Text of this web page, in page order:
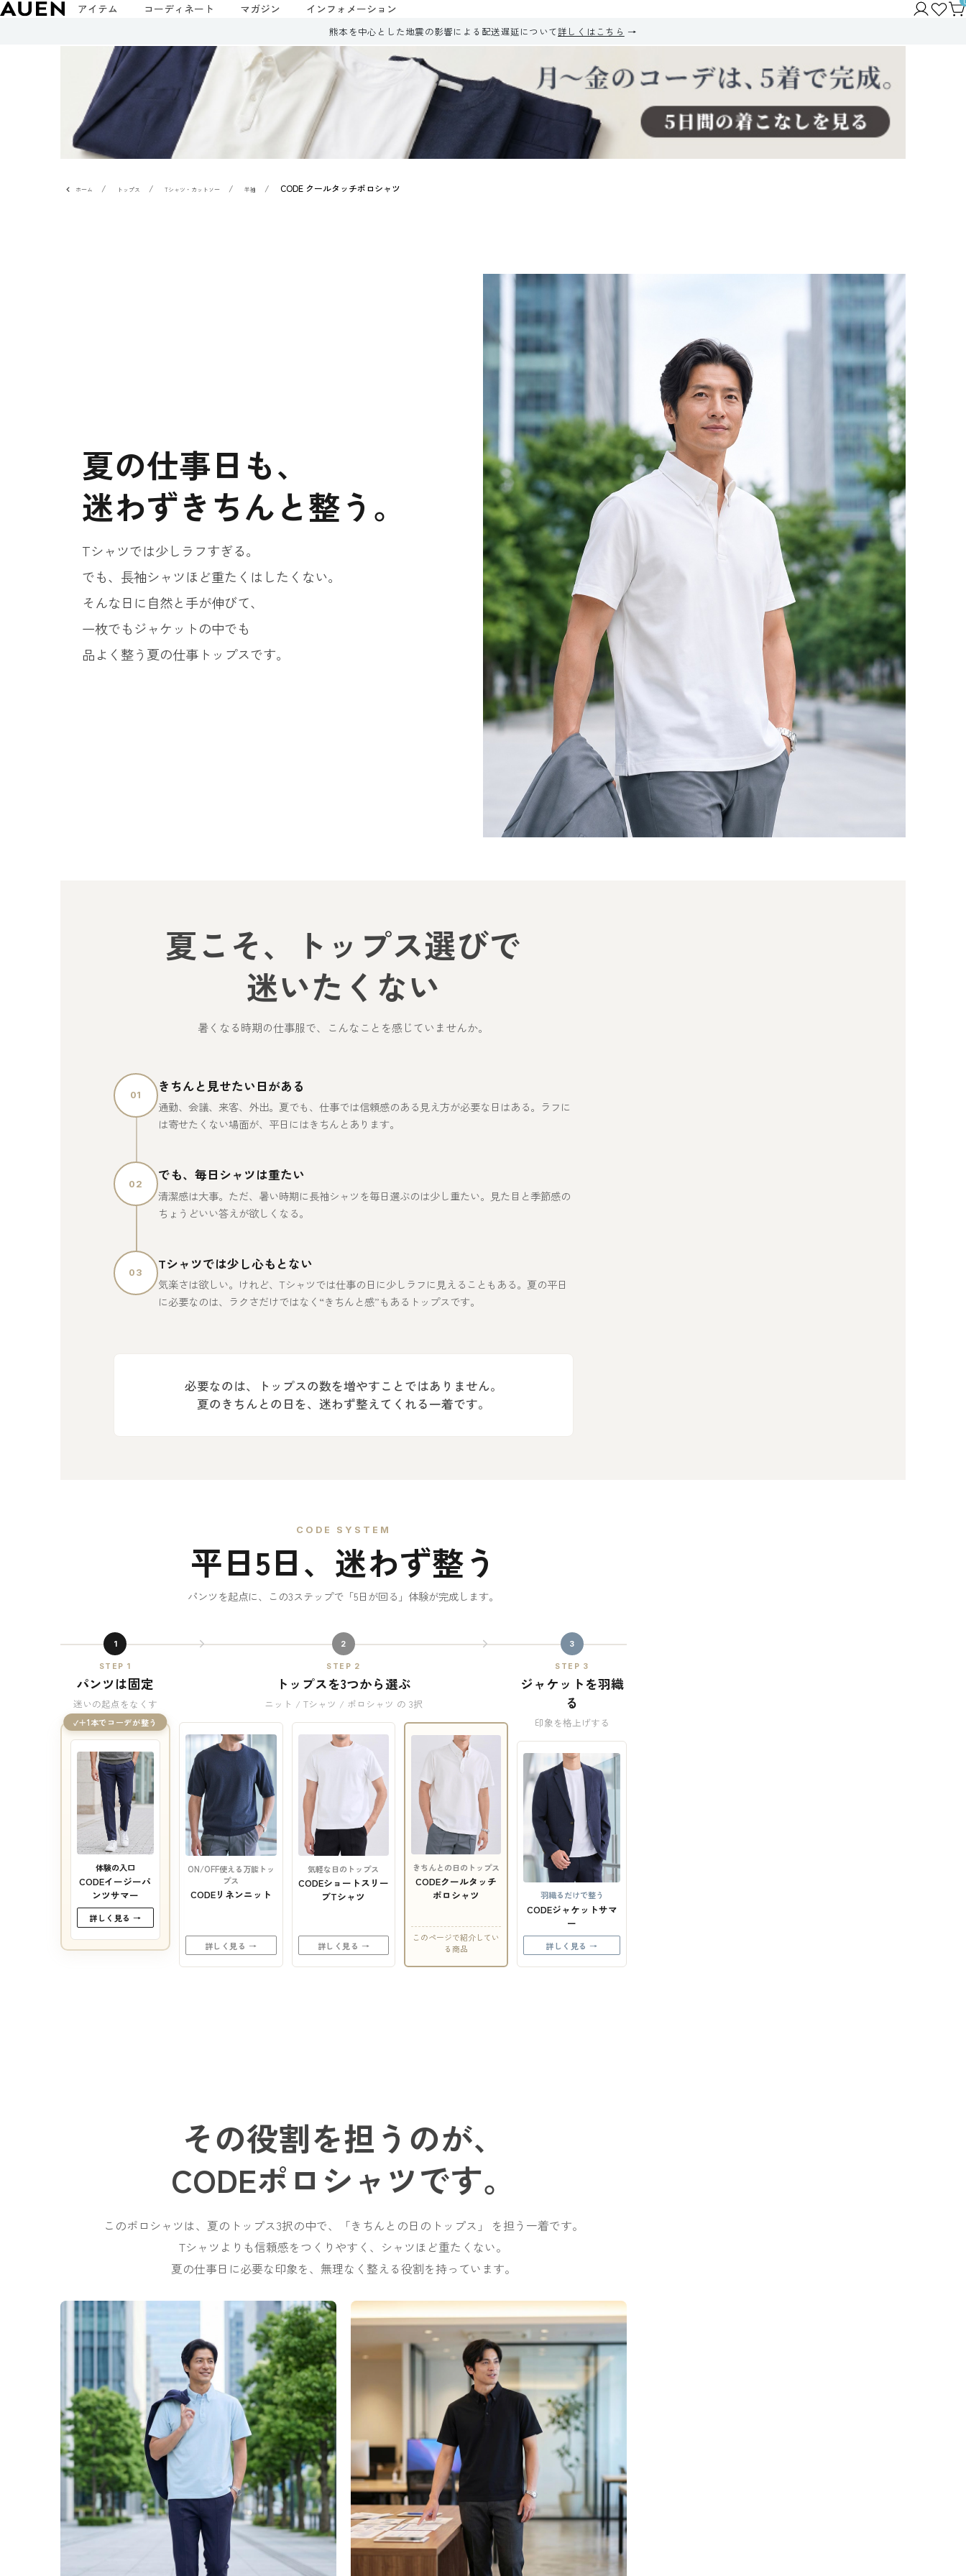
アイテム コーディネート マガジン インフォメーション
熊本を中心とした地震の影響による配送遅延について詳しくはこちら
ホーム トップス Tシャツ・カットソー 半袖 CODE クールタッチポロシャツ
夏の仕事日も、
迷わずきちんと整う。
Tシャツでは少しラフすぎる。
でも、長袖シャツほど重たくはしたくない。
そんな日に自然と手が伸びて、
一枚でもジャケットの中でも
品よく整う夏の仕事トップスです。
夏こそ、トップス選びで
迷いたくない
暑くなる時期の仕事服で、こんなことを感じていませんか。
01
きちんと見せたい日がある
通勤、会議、来客、外出。夏でも、仕事では信頼感のある見え方が必要な日はある。ラフに
は寄せたくない場面が、平日にはきちんとあります。
02
でも、毎日シャツは重たい
清潔感は大事。ただ、暑い時期に長袖シャツを毎日選ぶのは少し重たい。見た目と季節感の
ちょうどいい答えが欲しくなる。
03
Tシャツでは少し心もとない
気楽さは欲しい。けれど、Tシャツでは仕事の日に少しラフに見えることもある。夏の平日
に必要なのは、ラクさだけではなく“きちんと感”もあるトップスです。
必要なのは、トップスの数を増やすことではありません。
夏のきちんとの日を、迷わず整えてくれる一着です。
CODE SYSTEM
平日5日、迷わず整う
パンツを起点に、この3ステップで「5日が回る」体験が完成します。
1
STEP 1
パンツは固定
迷いの起点をなくす
＋1本でコーデが整う
体験の入口
CODEイージーパ
ンツサマー
詳しく見る →
2
STEP 2
トップスを3つから選ぶ
ニット / Tシャツ / ポロシャツ の 3択
ON/OFF使える万能トッ
プス
CODEリネンニット
詳しく見る →
気軽な日のトップス
CODEショートスリー
ブTシャツ
詳しく見る →
きちんとの日のトップス
CODEクールタッチ
ポロシャツ
このページで紹介してい
る商品
3
STEP 3
ジャケットを羽織
る
印象を格上げする
羽織るだけで整う
CODEジャケットサマ
ー
詳しく見る →
その役割を担うのが、
CODEポロシャツです。
このポロシャツは、夏のトップス3択の中で、「きちんとの日のトップス」 を担う一着です。
Tシャツよりも信頼感をつくりやすく、シャツほど重たくない。
夏の仕事日に必要な印象を、無理なく整える役割を持っています。